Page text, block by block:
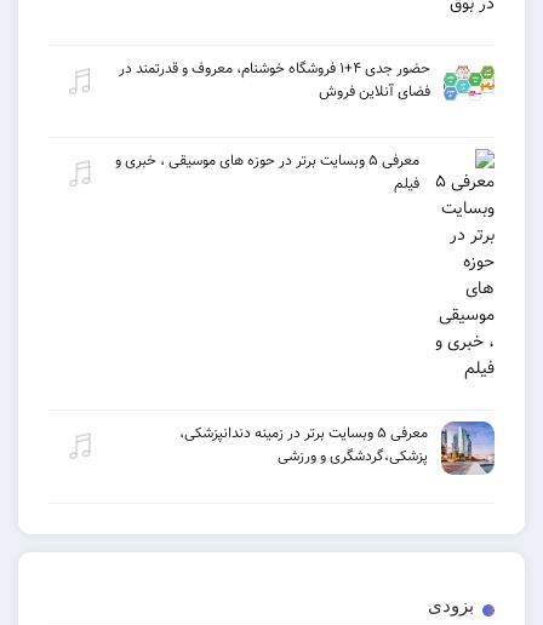
حضور جدی ۴+۱ فروشگاه خوشنام، معروف و قدرتمند در
فضای آنلاین فروش
معرفی ۵ وبسایت برتر در حوزه های موسیقی ، خبری و
فیلم
معرفی ۵ وبسایت برتر در زمینه دندانپزشکی،
پزشکی،گردشگری و ورزشی
بزودی